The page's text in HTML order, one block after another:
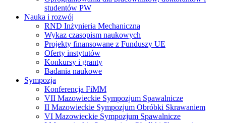
studentów PW
Nauka i rozwój
RND Inżynieria Mechaniczna
Wykaz czasopism naukowych
Projekty finansowane z Funduszy UE
Oferty instytutów
Konkursy i granty
Badania naukowe
Sympozja
Konferencja FiMM
VII Mazowieckie Sympozjum Spawalnicze
II Mazowieckie Sympozjum Obróbki Skrawaniem
VI Mazowieckie Sympozjum Spawalnicze